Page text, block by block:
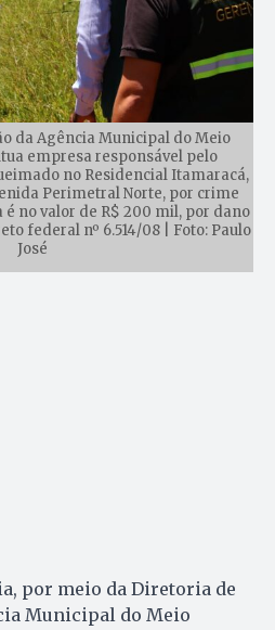
da Agência Municipal do Meio
empresa responsável pelo
no Residencial Itamaracá,
Perimetral Norte, por crime
no valor de R$ 200 mil, por dano
federal nº 6.514/08 | Foto: Paulo
José
por meio da Diretoria de
Municipal do Meio